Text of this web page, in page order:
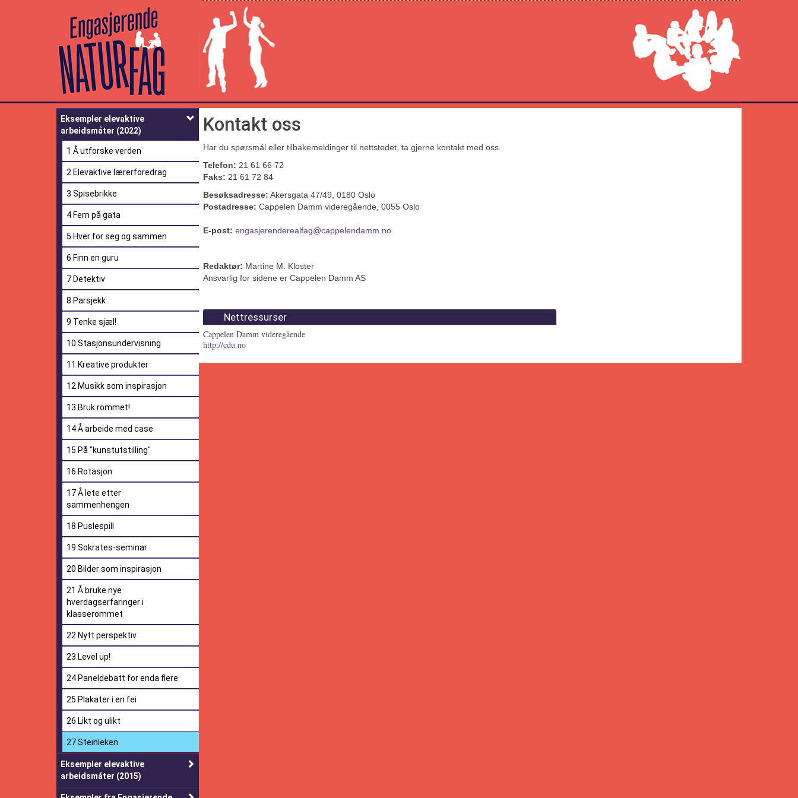
Naturfag
Eksempler elevaktive
arbeidsmåter (2022)
1 Å utforske verden
2 Elevaktive lærerforedrag
3 Spisebrikke
4 Fem på gata
5 Hver for seg og sammen
6 Finn en guru
7 Detektiv
8 Parsjekk
9 Tenke sjæl!
10 Stasjonsundervisning
11 Kreative produkter
12 Musikk som inspirasjon
13 Bruk rommet!
14 Å arbeide med case
15 På "kunstutstilling"
16 Rotasjon
17 Å lete etter
sammenhengen
18 Puslespill
19 Sokrates-seminar
20 Bilder som inspirasjon
21 Å bruke nye
hverdagserfaringer i
klasserommet
22 Nytt perspektiv
23 Level up!
24 Paneldebatt for enda flere
25 Plakater i en fei
26 Likt og ulikt
27 Steinleken
Eksempler elevaktive
arbeidsmåter (2015)
Kontakt oss
Har du spørsmål eller tilbakemeldinger til nettstedet, ta gjerne kontakt med oss.
Telefon: 21 61 66 72
Faks: 21 61 72 84
Besøksadresse: Akersgata 47/49, 0180 Oslo
Postadresse: Cappelen Damm videregående, 0055 Oslo
E-post: engasjerenderealfag@cappelendamm.no
Redaktør: Martine M. Kloster
Ansvarlig for sidene er Cappelen Damm AS
Nettressurser
Cappelen Damm videregående
http://cdu.no